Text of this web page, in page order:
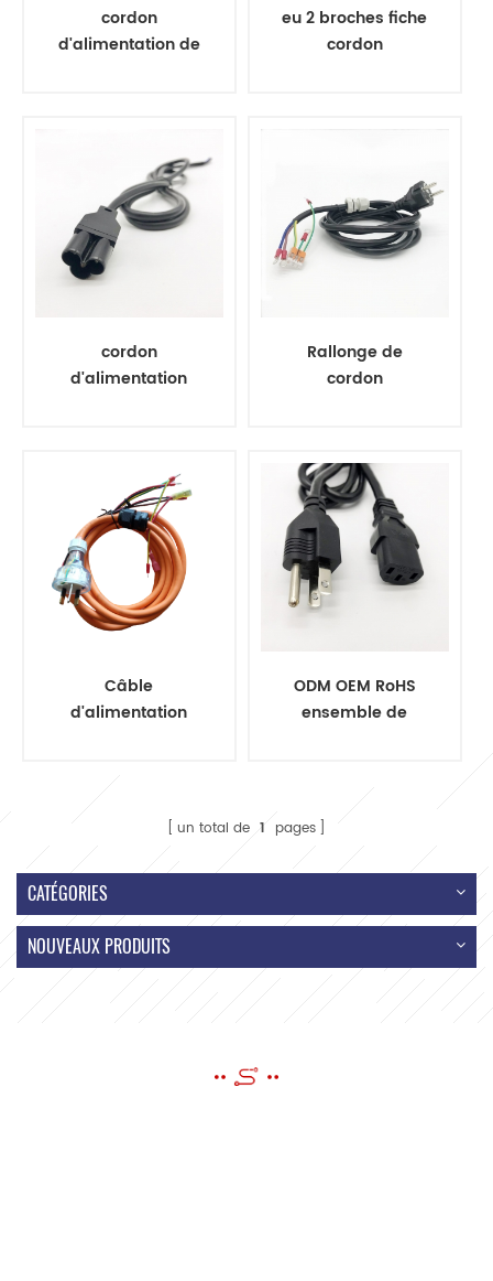
cordon
d'alimentation de
eu 2 broches fiche
cordon
cordon
d'alimentation
Rallonge de
cordon
connecteur wago
221
Câble
d'alimentation
ODM OEM RoHS
ensemble de
un total de 1 pages
CATÉGORIES
NOUVEAUX PRODUITS